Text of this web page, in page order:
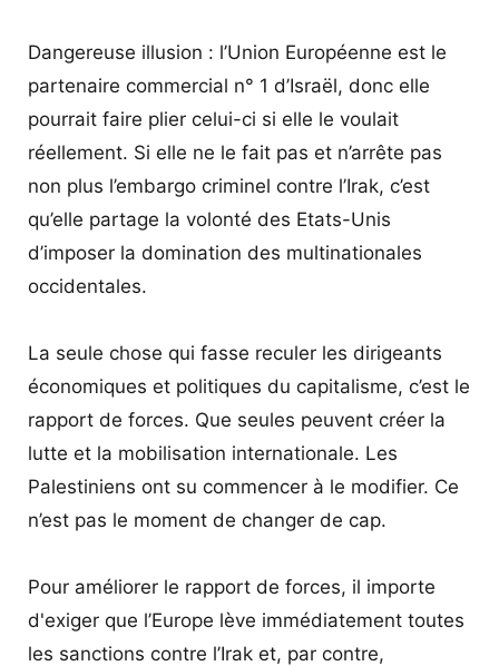
Dangereuse illusion : l’Union Européenne est le
partenaire commercial n° 1 d’Israël, donc elle
pourrait faire plier celui-ci si elle le voulait
réellement. Si elle ne le fait pas et n’arrête pas
non plus l’embargo criminel contre l’Irak, c’est
qu’elle partage la volonté des Etats-Unis
d’imposer la domination des multinationales
occidentales.
La seule chose qui fasse reculer les dirigeants
économiques et politiques du capitalisme, c’est le
rapport de forces. Que seules peuvent créer la
lutte et la mobilisation internationale. Les
Palestiniens ont su commencer à le modifier. Ce
n’est pas le moment de changer de cap.
Pour améliorer le rapport de forces, il importe
d'exiger que l’Europe lève immédiatement toutes
les sanctions contre l’Irak et, par contre,